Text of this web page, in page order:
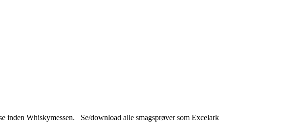
inden Whiskymessen. Se/download alle smagsprøver som Excelark